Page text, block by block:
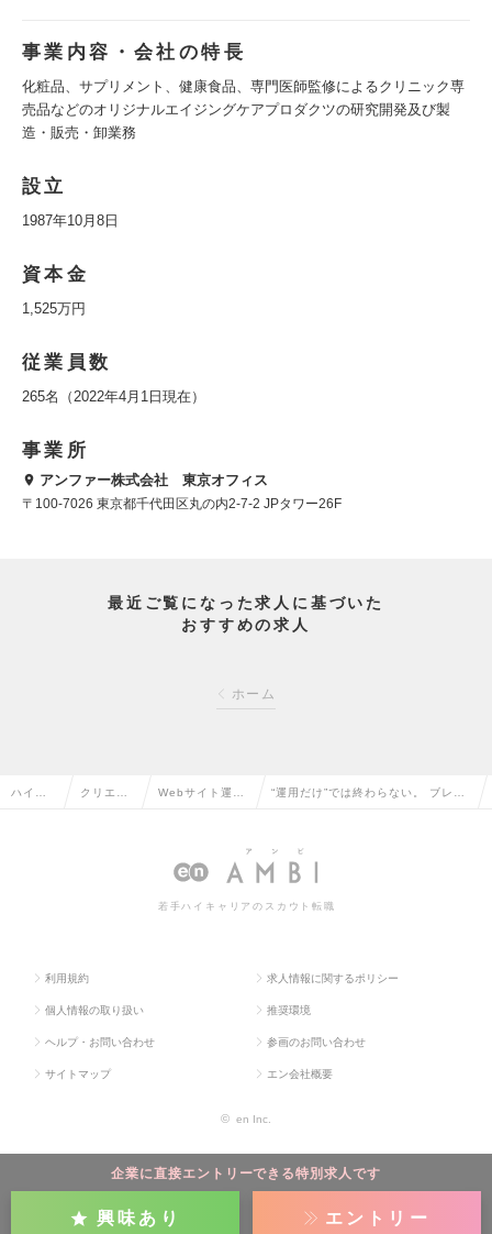
事業内容・会社の特長
化粧品、サプリメント、健康食品、専門医師監修によるクリニック専
売品などのオリジナルエイジングケアプロダクツの研究開発及び製
造・販売・卸業務
設立
1987年10月8日
資本金
1,525万円
従業員数
265名（2022年4月1日現在）
事業所
アンファー株式会社 東京オフィス
〒100-7026 東京都千代田区丸の内2-7-2 JPタワー26F
最近ご覧になった求人に基づいた
おすすめの求人
ホーム
企業に直接エントリーできる特別求人です
興味あり エントリー
ハイク クリエイ Webサイト運
企画の転職
“運用だけ”では終わらない。 ブレイ
募集！の求人情報
若手ハイキャリアのスカウト転職
利用規約 求人情報に関するポリシー
個人情報の取り扱い 推奨環境
ヘルプ・お問い合わせ 参画のお問い合わせ
サイトマップ エン会社概要
© en Inc.